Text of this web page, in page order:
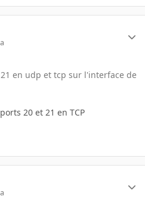
en udp et tcp sur l'interface de
20 et 21 en TCP